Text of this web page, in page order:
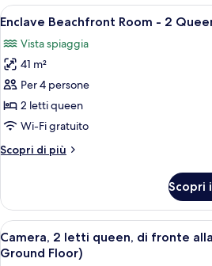
Balcony
Room
-
Queen
Apri
tutte
le
foto
per
Enclave
Beachfront
-
Terrace
Una
8
Enclave Beachfront Room - 2
Vista spiaggia
41 m²
Per 4 persone
2 letti queen
Wi-Fi gratuito
Scopri di più
Altri
Beachfront
Room
-
2
Scopri
Apri
tutte
Una
6
Camera, 2 letti queen, di fronte
Ground Floor)